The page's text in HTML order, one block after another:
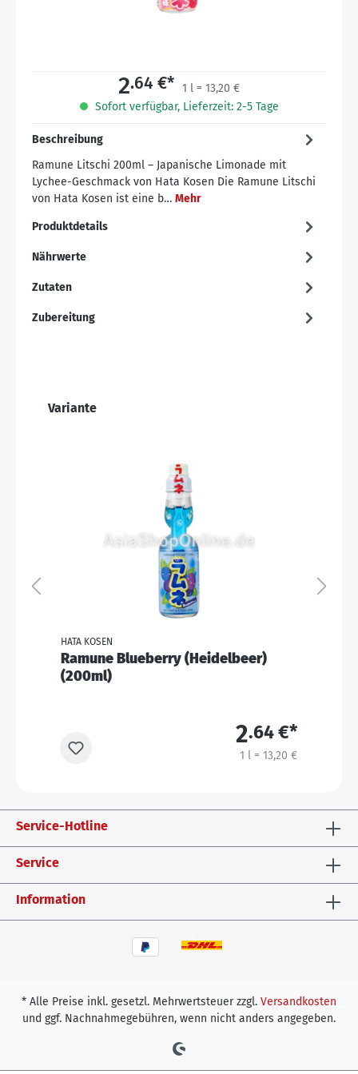
2.64 €* 1 l = 13,20 €
Sofort verfügbar, Lieferzeit: 2-5 Tage
Beschreibung
Ramune Litschi 200ml – Japanische Limonade mit
Lychee-Geschmack von Hata Kosen Die Ramune Litschi
von Hata Kosen ist eine b… Mehr
Produktdetails
Nährwerte
Zutaten
Zubereitung
Variante
HATA KOSEN
Ramune Blueberry (Heidelbeer)
(200ml)
2.64 €*
1 l = 13,20 €
Service-Hotline
Service
Information
* Alle Preise inkl. gesetzl. Mehrwertsteuer zzgl. Versandkosten
und ggf. Nachnahmegebühren, wenn nicht anders angegeben.